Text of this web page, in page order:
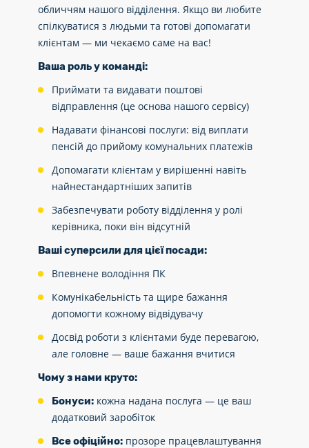
обличчям нашого відділення. Якщо ви любите
спілкуватися з людьми та готові допомагати
клієнтам — ми чекаємо саме на вас!
Ваша роль у команді:
Приймати та видавати поштові
відправлення (це основа нашого сервісу)
Надавати фінансові послуги: від виплати
пенсій до прийому комунальних платежів
Допомагати клієнтам у вирішенні навіть
найнестандартніших запитів
Забезпечувати роботу відділення у ролі
керівника, поки він відсутній
Ваші суперсили для цієї посади:
Впевнене володіння ПК
Комунікабельність та щире бажання
допомогти кожному відвідувачу
Досвід роботи з клієнтами буде перевагою,
але головне — ваше бажання вчитися
Чому з нами круто:
Бонуси: кожна надана послуга — це ваш
додатковий заробіток
Все офіційно: прозоре працевлаштування